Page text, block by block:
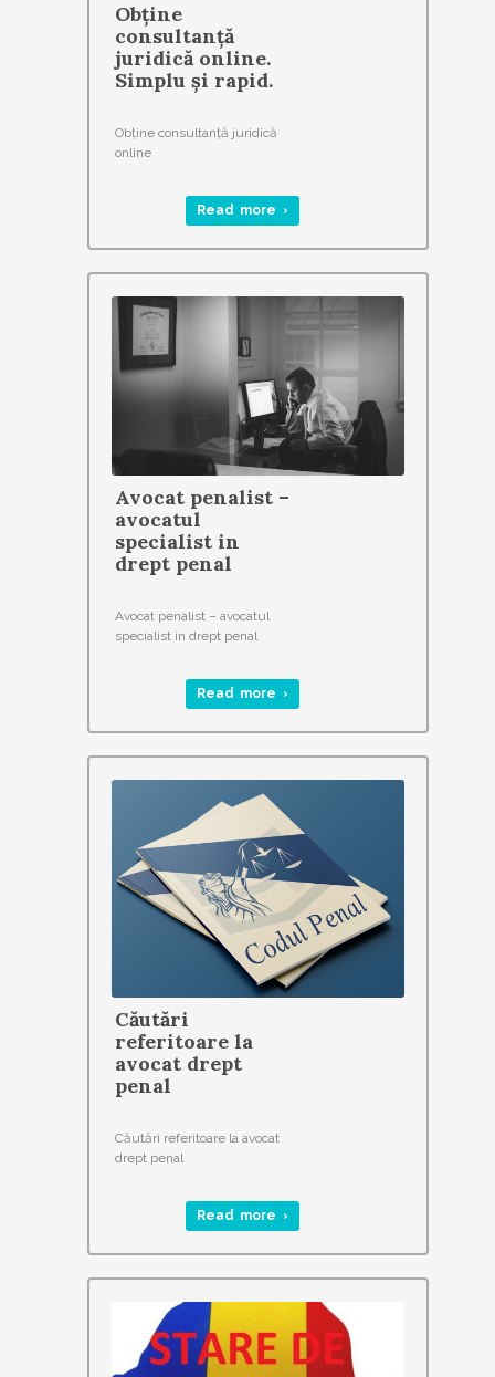
Obține
consultanță
juridică online.
Simplu și rapid.
Obține consultanță juridică
online
Read more ›
Avocat penalist –
avocatul
specialist in
drept penal
Avocat penalist – avocatul
specialist in drept penal
Read more ›
Căutări
referitoare la
avocat drept
penal
Căutări referitoare la avocat
drept penal
Read more ›